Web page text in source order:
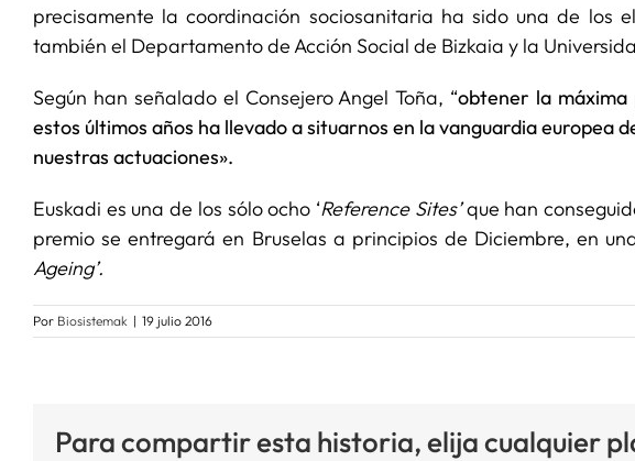
precisamente la coordinación sociosanitaria ha sido una de los
también el Departamento de Acción Social de Bizkaia y la
Según han señalado el Consejero Angel Toña, “obtener la máxima
estos últimos años ha llevado a situarnos en la vanguardia
nuestras actuaciones».
Euskadi es una de los sólo ocho ‘Reference Sites’que han
premio se entregará en Bruselas a principios de Diciembre, en
Ageing’.
Por Biosistemak | 19 julio 2016
Para compartir esta historia, elija cualquier